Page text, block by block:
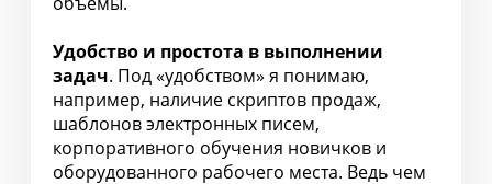
Удобство и простота в выполнении
задач. Под «удобством» я понимаю,
например, наличие скриптов продаж,
шаблонов электронных писем,
корпоративного обучения новичков и
оборудованного рабочего места. Ведь чем